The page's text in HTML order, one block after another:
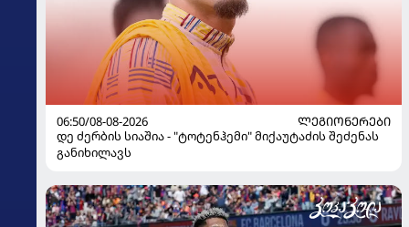
06:50/08-08-2026
ᲚᲔᲒᲘᲝᲜᲔᲠᲔᲑᲘ
დე ძერბის სიაშია - "ტოტენჰემი" მიქაუტაძის შეძენას
განიხილავს